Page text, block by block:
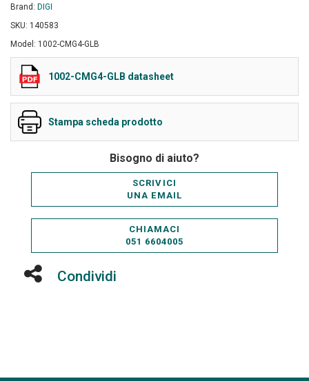
Brand: DIGI
SKU: 140583
Model: 1002-CMG4-GLB
1002-CMG4-GLB datasheet
Stampa scheda prodotto
Bisogno di aiuto?
SCRIVICI
UNA EMAIL
CHIAMACI
051 6604005
Condividi